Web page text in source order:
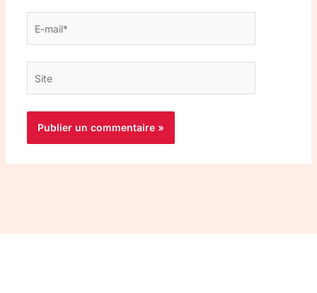
mail*